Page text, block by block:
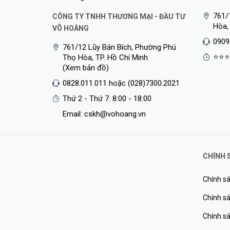
CÔNG TY TNHH THƯƠNG MẠI - ĐẦU TƯ
VÕ HOÀNG
761/12 Lũy Bán Bích, Phường Phú
Thọ Hòa, TP. Hồ Chí Minh
(Xem bản đồ)
0828.011.011 hoặc (028)7300.2021
Thứ 2 - Thứ 7: 8:00 - 18:00
Email: cskh@vohoang.vn
761/
Hòa,
CHÍNH
Chính
Chính
Chính